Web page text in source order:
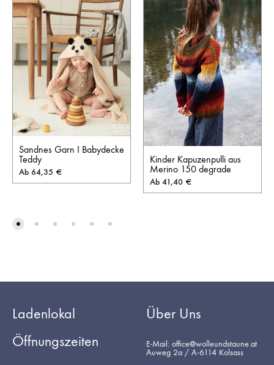
Sandnes Garn I Babydecke
Teddy
Ab 64,35 €
Kinder Kapuzenpulli aus
Merino 150 degrade
Ab 41,40 €
Ladenlokal
Öffnungszeiten
Über Uns
E-Mail: office@wolleundstaune.at
Auweg 2a / A-6114 Kolsass